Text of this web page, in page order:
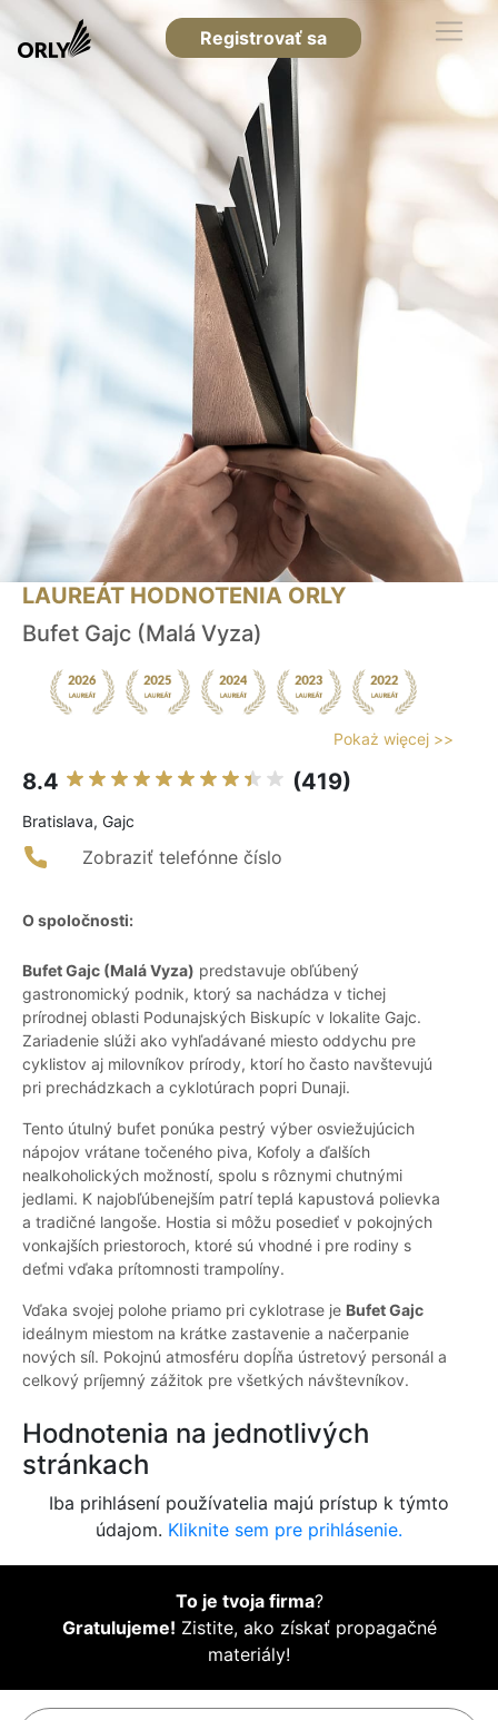
Registrovať sa
LAUREÁT HODNOTENIA ORLY
Bufet Gajc (Malá Vyza)
Pokaż więcej >>
8.4 (419)
Bratislava, Gajc
Zobraziť telefónne číslo
O spoločnosti:
Bufet Gajc (Malá Vyza) predstavuje obľúbený
gastronomický podnik, ktorý sa nachádza v tichej
prírodnej oblasti Podunajských Biskupíc v lokalite Gajc.
Zariadenie slúži ako vyhľadávané miesto oddychu pre
cyklistov aj milovníkov prírody, ktorí ho často navštevujú
pri prechádzkach a cyklotúrach popri Dunaji.
Tento útulný bufet ponúka pestrý výber osviežujúcich
nápojov vrátane točeného piva, Kofoly a ďalších
nealkoholických možností, spolu s rôznymi chutnými
jedlami. K najobľúbenejším patrí teplá kapustová polievka
a tradičné langoše. Hostia si môžu posedieť v pokojných
vonkajších priestoroch, ktoré sú vhodné i pre rodiny s
deťmi vďaka prítomnosti trampolíny.
Vďaka svojej polohe priamo pri cyklotrase je Bufet Gajc
ideálnym miestom na krátke zastavenie a načerpanie
nových síl. Pokojnú atmosféru dopĺňa ústretový personál a
celkový príjemný zážitok pre všetkých návštevníkov.
Hodnotenia na jednotlivých
stránkach
Iba prihlásení používatelia majú prístup k týmto
údajom. Kliknite sem pre prihlásenie.
To je tvoja firma?
Gratulujeme! Zistite, ako získať propagačné
materiály!